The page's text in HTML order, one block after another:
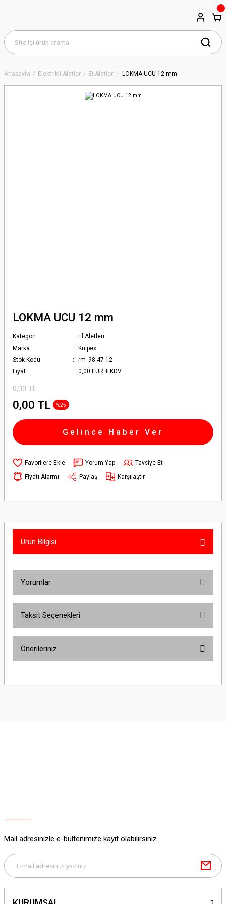
Anasayfa Elektrikli Aletler El Aletleri LOKMA UCU 12 mm
LOKMA UCU 12 mm
Kategori
El Aletleri
Marka
Knipex
Stok Kodu
rm_98 47 12
Fiyat
0,00 EUR + KDV
0,00 TL
0,00 TL %25
Gelince Haber Ver
Yorum Yap
Tavsiye Et
Fiyatı Alarmı
Paylaş Karşılaştır
Ürün Bilgisi
Yorumlar
Taksit Seçenekleri
Önerileriniz
yetersiz gördüğünüz noktaları öneri formunu kullanarak tarafımıza
Mail adresinizle e-bültenimize kayıt olabilirsiniz.